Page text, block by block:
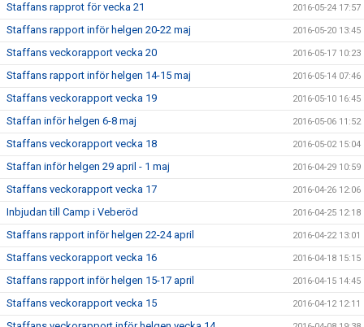
Staffans rapprot för vecka 21 2016-05-24 17:57
Staffans rapport inför helgen 20-22 maj 2016-05-20 13:45
Staffans veckorapport vecka 20 2016-05-17 10:23
Staffans rapport inför helgen 14-15 maj 2016-05-14 07:46
Staffans veckorapport vecka 19 2016-05-10 16:45
Staffan inför helgen 6-8 maj 2016-05-06 11:52
Staffans veckorapport vecka 18 2016-05-02 15:04
Staffan inför helgen 29 april - 1 maj 2016-04-29 10:59
Staffans veckorapport vecka 17 2016-04-26 12:06
Inbjudan till Camp i Veberöd 2016-04-25 12:18
Staffans rapport inför helgen 22-24 april 2016-04-22 13:01
Staffans veckorapport vecka 16 2016-04-18 15:15
Staffans rapport inför helgen 15-17 april 2016-04-15 14:45
Staffans veckorapport vecka 15 2016-04-12 12:11